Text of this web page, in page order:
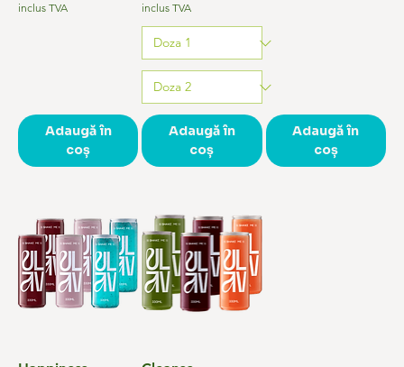
inclus TVA
Adaugă în
coș
inclus TVA
Adaugă în
coș
Adaugă în
coș